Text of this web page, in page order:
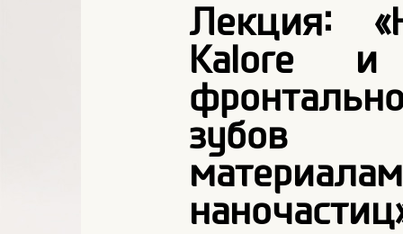
Лекция:
Kalore и
зубов